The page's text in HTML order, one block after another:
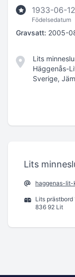
1933-06-12
Födelsedatum
Gravsatt: 2005-
Lits
Häggenås-
Sverige,
Lits
haggenas-lit-
Lits prästbord
836 92 Lit